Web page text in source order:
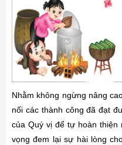
Nhằm không ngừng nâng
nối các thành công đã đạt
của Quý vị để tự hoàn thiện
vọng đem lại sự hài lòng